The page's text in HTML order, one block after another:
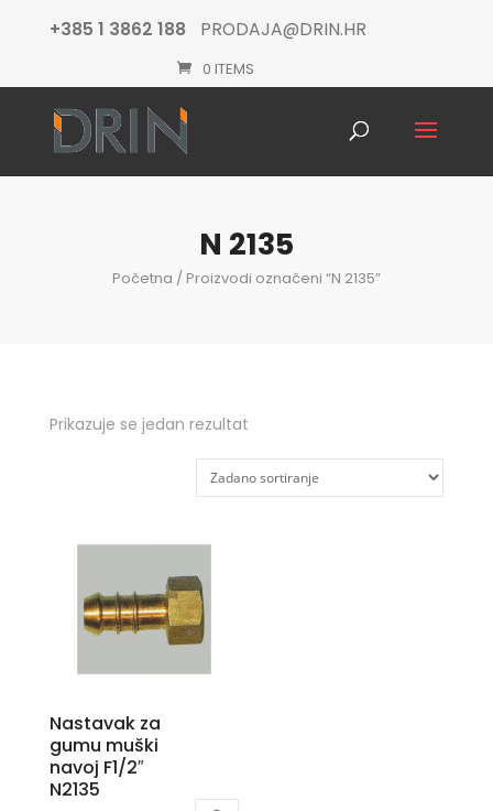
+385 1 3862 188 PRODAJA@DRIN.HR
0 ITEMS
N 2135
Početna / Proizvodi označeni “N 2135”
Prikazuje se jedan rezultat
Nastavak za
gumu muški
navoj F1/2″
N2135